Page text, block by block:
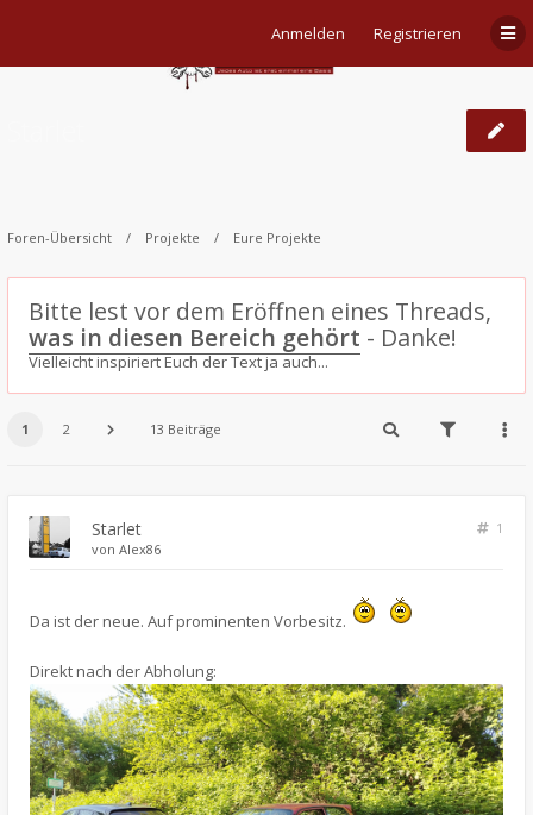
Anmelden Registrieren
Foren-Übersicht Projekte Eure Projekte
Bitte lest vor dem Eröffnen eines Threads,
was in diesen Bereich gehört - Danke!
Vielleicht inspiriert Euch der Text ja auch...
1 2 13 Beiträge
Starlet
1
von Alex86
Da ist der neue. Auf prominenten Vorbesitz.
Direkt nach der Abholung: